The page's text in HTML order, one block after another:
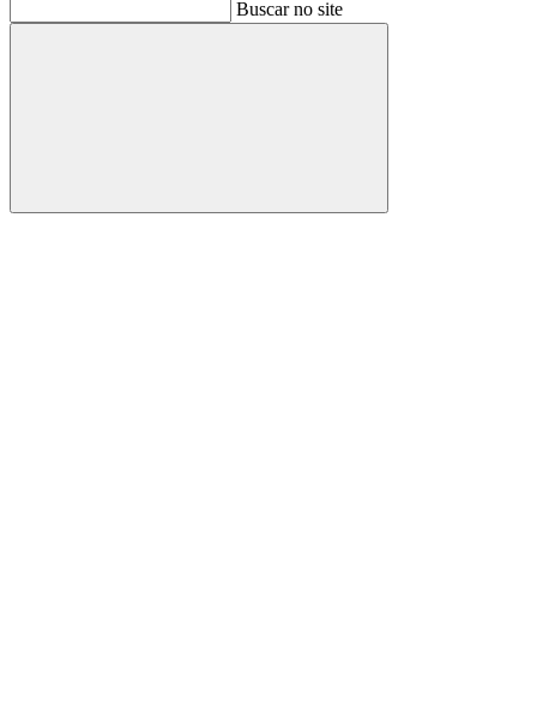
Buscar no site
Buscar